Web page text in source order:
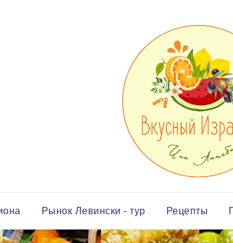
Рынок Левински - тур Рецепты